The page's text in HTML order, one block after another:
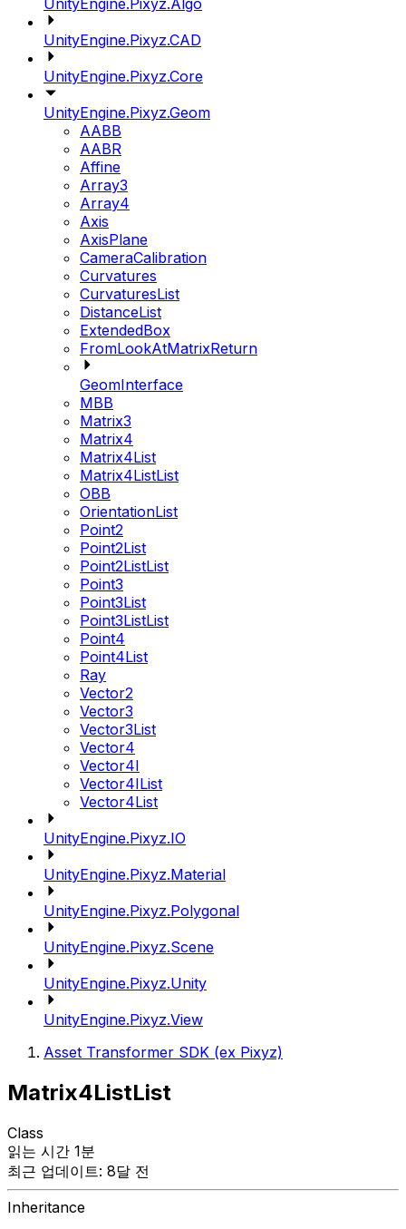
UnityEngine.Pixyz.Algo
UnityEngine.Pixyz.CAD
UnityEngine.Pixyz.Core
UnityEngine.Pixyz.Geom
AABB
AABR
Affine
Array3
Array4
Axis
AxisPlane
CameraCalibration
Curvatures
CurvaturesList
DistanceList
ExtendedBox
FromLookAtMatrixReturn
GeomInterface
MBB
Matrix3
Matrix4
Matrix4List
Matrix4ListList
OBB
OrientationList
Point2
Point2List
Point2ListList
Point3
Point3List
Point3ListList
Point4
Point4List
Ray
Vector2
Vector3
Vector3List
Vector4
Vector4I
Vector4IList
Vector4List
UnityEngine.Pixyz.IO
UnityEngine.Pixyz.Material
UnityEngine.Pixyz.Polygonal
UnityEngine.Pixyz.Scene
UnityEngine.Pixyz.Unity
UnityEngine.Pixyz.View
Asset Transformer SDK (ex Pixyz)
Matrix4ListList
Class
읽는 시간 1분
최근 업데이트: 8달 전
Inheritance